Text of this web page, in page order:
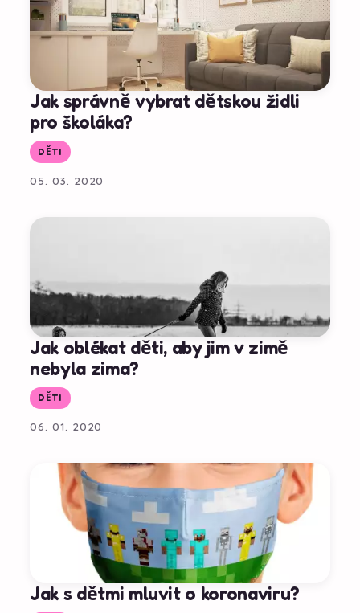
Jak správně vybrat dětskou židli
pro školáka?
DĚTI
05. 03. 2020
Jak oblékat děti, aby jim v zimě
nebyla zima?
DĚTI
06. 01. 2020
Jak s dětmi mluvit o koronaviru?